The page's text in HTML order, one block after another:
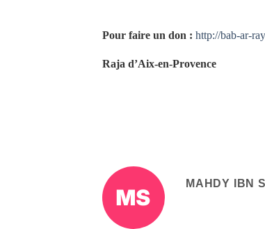
Pour faire un don : http://bab-ar-
Raja d’Aix-en-Provence
MAHDY IBN